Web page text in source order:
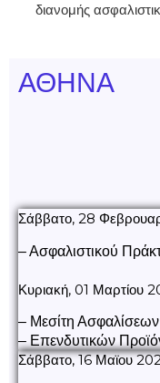
διανομής
ΑΘΗΝΑ
Σάββατο, 28
– Ασφαλιστικού
Κυριακή, 01 Μαρτίου
– Μεσίτη
– Επενδυτικών
Σάββατο, 16 Μαϊου